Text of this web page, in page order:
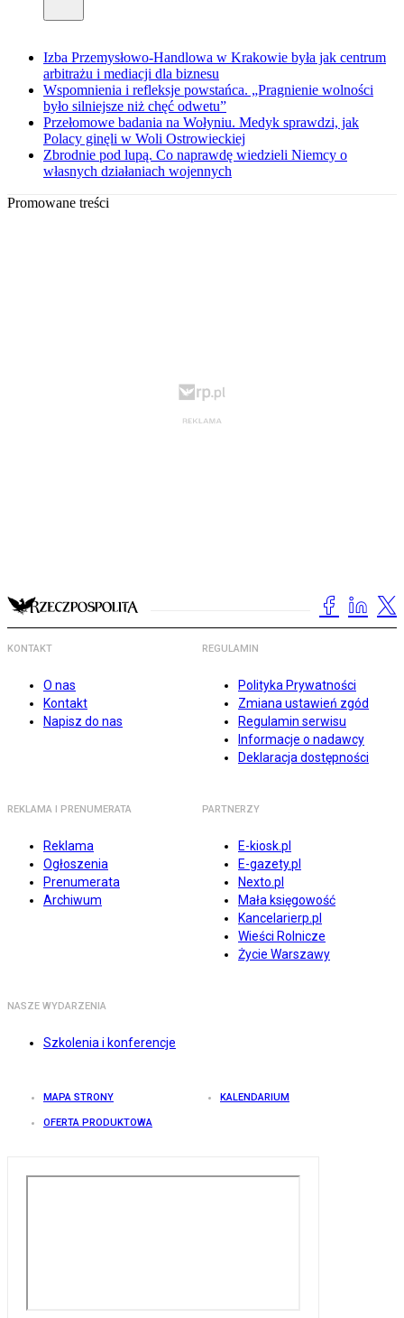
Izba Przemysłowo-Handlowa w Krakowie była jak centrum
arbitrażu i mediacji dla biznesu
Wspomnienia i refleksje powstańca. „Pragnienie wolności
było silniejsze niż chęć odwetu”
Przełomowe badania na Wołyniu. Medyk sprawdzi, jak
Polacy ginęli w Woli Ostrowieckiej
Zbrodnie pod lupą. Co naprawdę wiedzieli Niemcy o
własnych działaniach wojennych
Promowane treści
KONTAKT
O nas
Kontakt
Napisz do nas
REGULAMIN
Polityka Prywatności
Zmiana ustawień zgód
Regulamin serwisu
Informacje o nadawcy
Deklaracja dostępności
REKLAMA I PRENUMERATA
Reklama
Ogłoszenia
Prenumerata
Archiwum
PARTNERZY
E-kiosk.pl
E-gazety.pl
Nexto.pl
Mała księgowość
Kancelarierp.pl
Wieści Rolnicze
Życie Warszawy
NASZE WYDARZENIA
Szkolenia i konferencje
MAPA STRONY KALENDARIUM
OFERTA PRODUKTOWA